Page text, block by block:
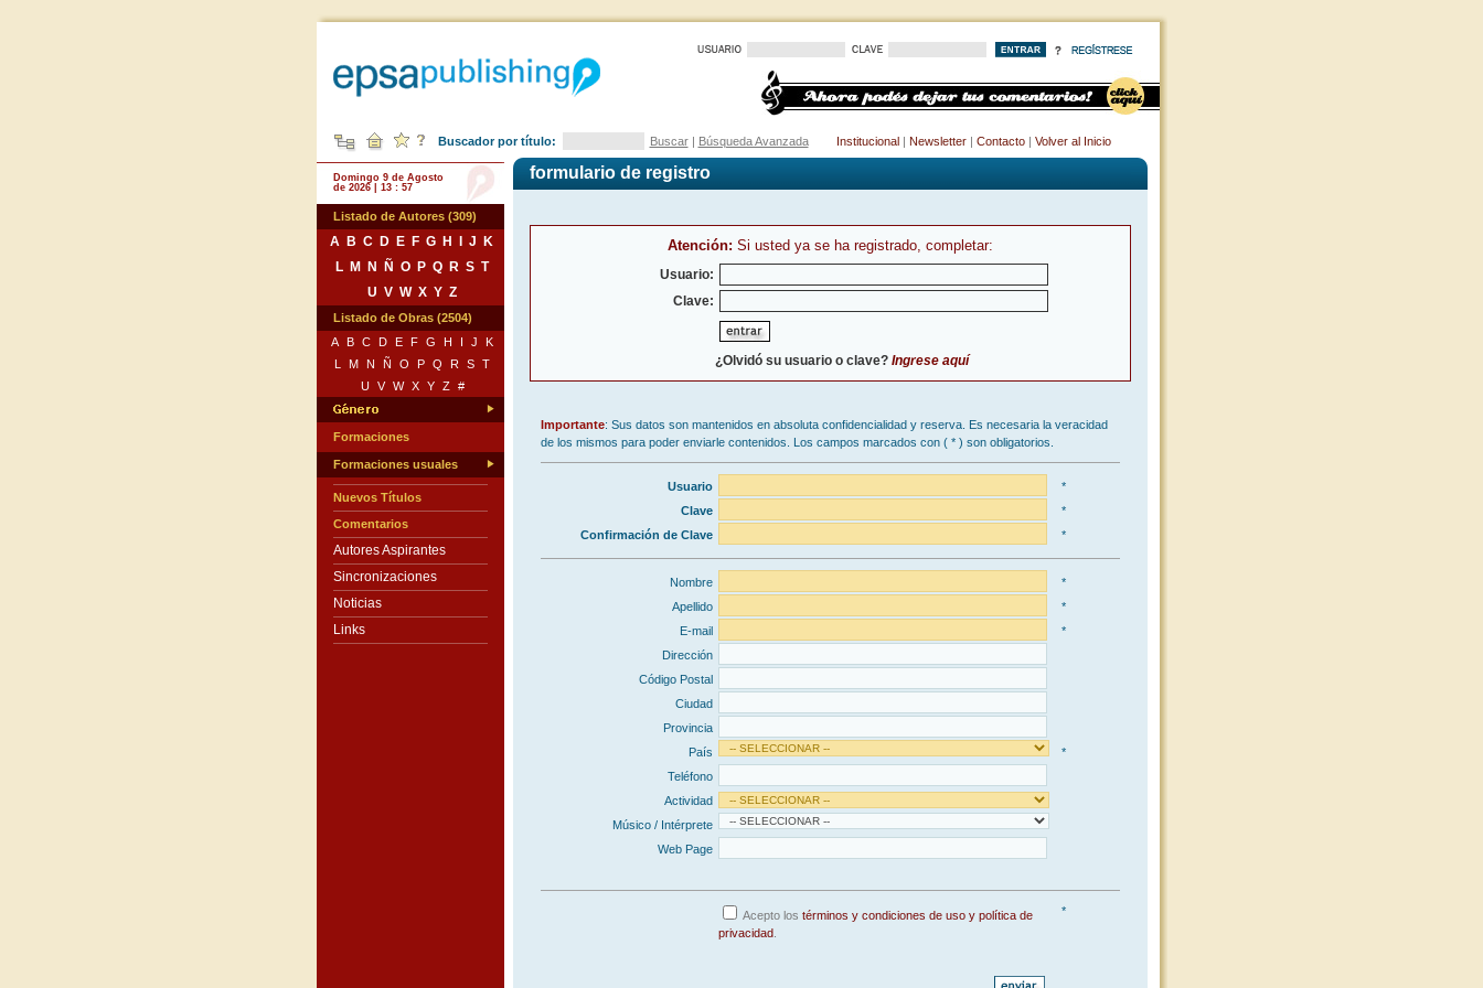
Buscador por título: Buscar| Búsqueda Avanzada Institucional| Newsletter| Contacto| Volver al Inicio
Domingo 9 de Agosto
de 2026 | 13 : 57
Listado de Autores (309)
A B C D E F G H J
K
L
M N Ñ O P Q R S T
U V W X Y Z
Listado de Obras (2504)
A
B C D E F G H I J
K
L
M N Ñ O P Q R S T
U
V W X Y Z #
Formaciones
Formaciones usuales
Nuevos Títulos
Comentarios
Autores Aspirantes
Sincronizaciones
Noticias
Links
formulario de registro
Atención: Si usted ya se ha registrado, completar:
Usuario:
Clave:
¿Olvidó su usuario o clave? Ingrese aquí
Importante: Sus datos son mantenidos en absoluta confidencialidad y reserva. Es necesaria la veracidad
de los mismos para poder enviarle contenidos. Los campos marcados con (*) son obligatorios.
Usuario
*
Clave
*
Confirmación de Clave
*
Nombre
*
Apellido
*
E-mail
*
Dirección
Código Postal
Ciudad
Provincia
País
*
Teléfono
Actividad
Músico / Intérprete
Web Page
Acepto los términos y condiciones de uso y política de
privacidad.
*